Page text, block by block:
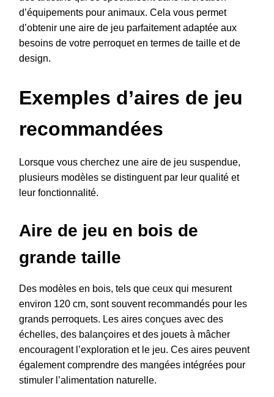
d’équipements pour animaux. Cela vous permet
d’obtenir une aire de jeu parfaitement adaptée aux
besoins de votre perroquet en termes de taille et de
design.
Exemples d’aires de jeu
recommandées
Lorsque vous cherchez une aire de jeu suspendue,
plusieurs modèles se distinguent par leur qualité et
leur fonctionnalité.
Aire de jeu en bois de
grande taille
Des modèles en bois, tels que ceux qui mesurent
environ 120 cm, sont souvent recommandés pour les
grands perroquets. Les aires conçues avec des
échelles, des balançoires et des jouets à mâcher
encouragent l’exploration et le jeu. Ces aires peuvent
également comprendre des mangées intégrées pour
stimuler l’alimentation naturelle.